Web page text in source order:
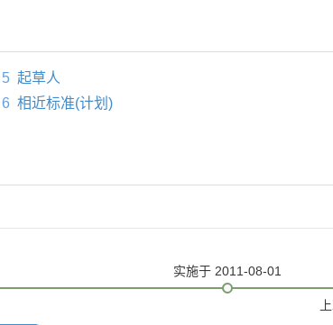
5 起草人
6 相近标准(计划)
实施于 2011-08-01